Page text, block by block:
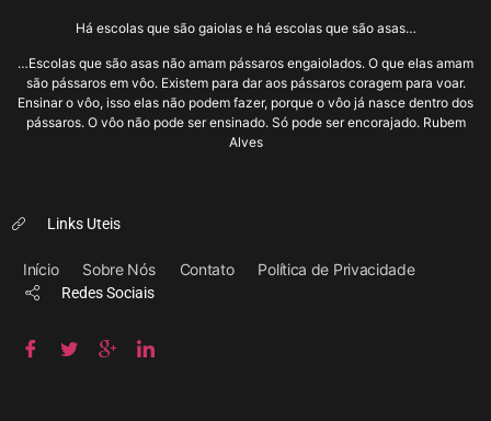
Há escolas que são gaiolas e há escolas que são asas…
…Escolas que são asas não amam pássaros engaiolados. O que elas amam
são pássaros em vôo. Existem para dar aos pássaros coragem para voar.
Ensinar o vôo, isso elas não podem fazer, porque o vôo já nasce dentro dos
pássaros. O vôo não pode ser ensinado. Só pode ser encorajado. Rubem
Alves
Links Uteis
Início Sobre Nós Contato Política de Privacidade
Redes Sociais